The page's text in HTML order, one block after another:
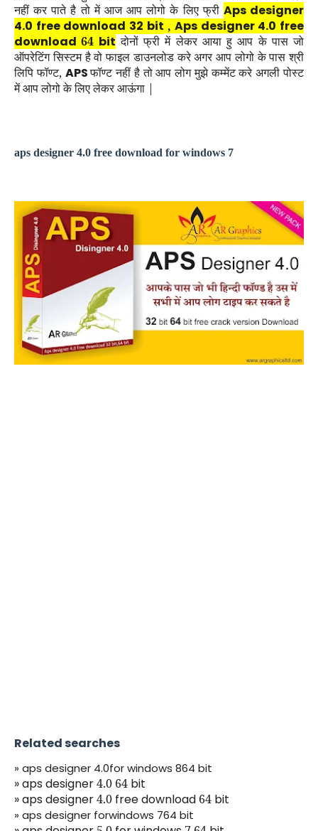
नहीं कर पाते है तो में आज आप लोगो के लिए फ्री Aps designer
4.0 free download 32 bit , Aps designer 4.0 free
download64 bit दोनों फ्री में लेकर आया हु आप के पास जो
ऑपरेटिंग सिस्टम है वो फाइल डाउनलोड करे अगर आप लोगो के पास श्री
लिपि फॉण्ट, APSफॉण्ट नहीं है तो आप लोग मुझे कम्मेंट करे अगली पोस्ट
में आप लोगो के लिए लेकर आऊंगा |
aps designer 4.0 free download for windows 7
Related searches
» aps designer 4.0for windows 864 bit
» aps designer4.0 64 bit
» aps designer4.0 free download 64 bit
» aps designer forwindows 764 bit